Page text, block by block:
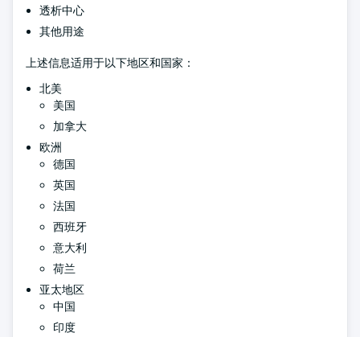
透析中心
其他用途
上述信息适用于以下地区和国家：
北美
美国
加拿大
欧洲
德国
英国
法国
西班牙
意大利
荷兰
亚太地区
中国
印度